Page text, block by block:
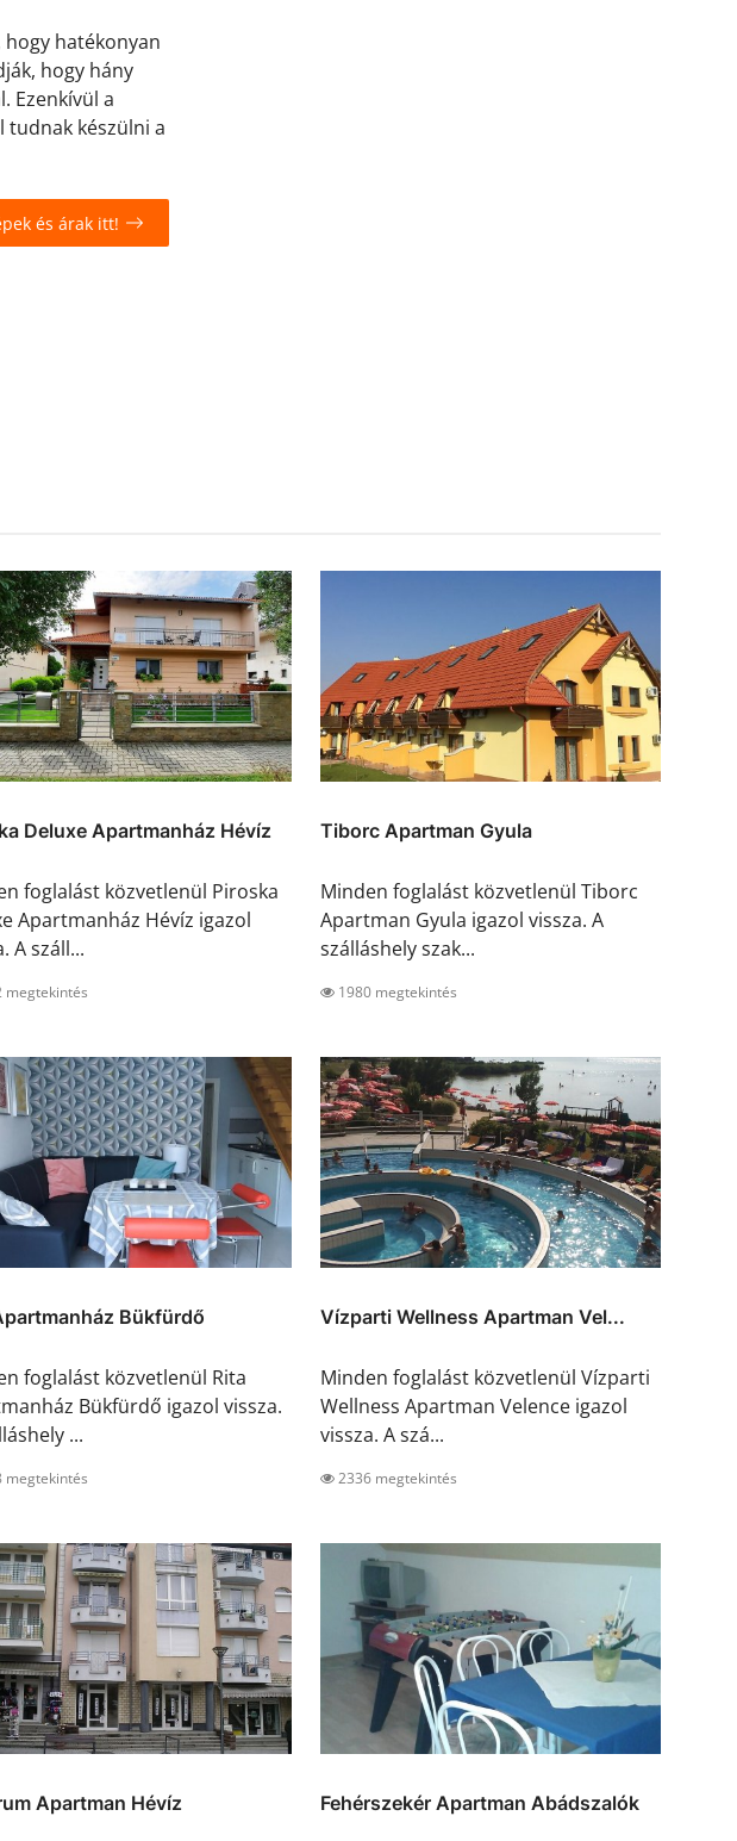
hogy hatékonyan
hogy hány
Ezenkívül a
tudnak készülni a
és árak itt!
Deluxe Apartmanház Hévíz
foglalást közvetlenül Piroska
Apartmanház Hévíz igazol
A száll...
megtekintés
Tiborc Apartman Gyula
Minden foglalást közvetlenül Tiborc
Apartman Gyula igazol vissza. A
szálláshely szak...
1980 megtekintés
Bükfürdő
foglalást közvetlenül Rita
Bükfürdő igazol vissza.
...
megtekintés
Vízparti Wellness Apartman Vel...
Minden foglalást közvetlenül Vízparti
Wellness Apartman Velence igazol
vissza. A szá...
2336 megtekintés
Apartman Hévíz Fehérszekér Apartman Abádszalók